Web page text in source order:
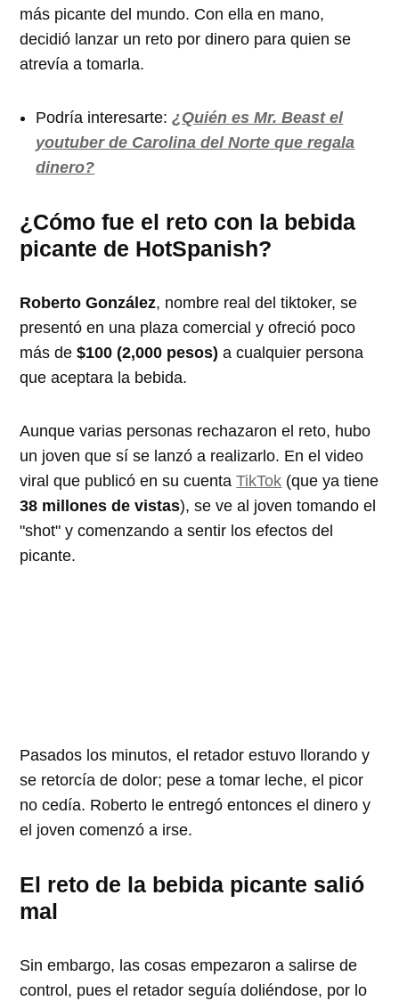
más picante del mundo. Con ella en mano,
decidió lanzar un reto por dinero para quien se
atrevía a tomarla.
Podría interesarte:¿Quién es Mr. Beast el
youtuber de Carolina del Norte que regala
dinero?
¿Cómo fue el reto con la bebida
picante de HotSpanish?
Roberto González, nombre real del tiktoker, se
presentó en una plaza comercial y ofreció poco
más de $100 (2,000 pesos) a cualquier persona
que aceptara la bebida.
Aunque varias personas rechazaron el reto, hubo
un joven que sí se lanzó a realizarlo. En el video
viral que publicó en su cuentaTikTok (que ya tiene
38 millones de vistas), se ve al joven tomando el
"shot" y comenzando a sentir los efectos del
picante.
Pasados los minutos, el retador estuvo llorando y
se retorcía de dolor; pese a tomar leche, el picor
no cedía. Roberto le entregó entonces el dinero y
el joven comenzó a irse.
El reto de la bebida picante salió
mal
Sin embargo, las cosas empezaron a salirse de
control, pues el retador seguía doliéndose, por lo